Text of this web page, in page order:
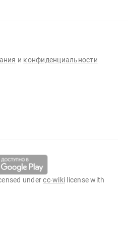
и конфиденциальности
undercc-wiki license with